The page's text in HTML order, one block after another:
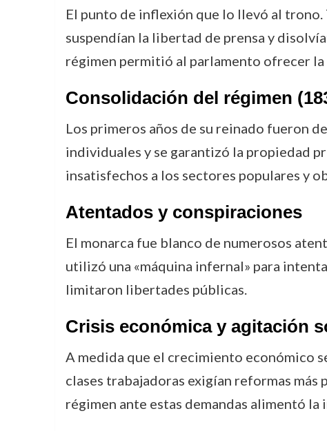
El punto de inflexión que lo llevó al trono.
suspendían la libertad de prensa y
régimen permitió al parlamento ofrecer
Consolidación del régimen
Los primeros años de su reinado fueron
individuales y se garantizó la propiedad
insatisfechos a los sectores populares y
Atentados y conspiraciones
El monarca fue blanco de numerosos
utilizó una «máquina infernal» para
limitaron libertades públicas.
Crisis económica y agitación
A medida que el crecimiento económico
clases trabajadoras exigían reformas
régimen ante estas demandas alimentó